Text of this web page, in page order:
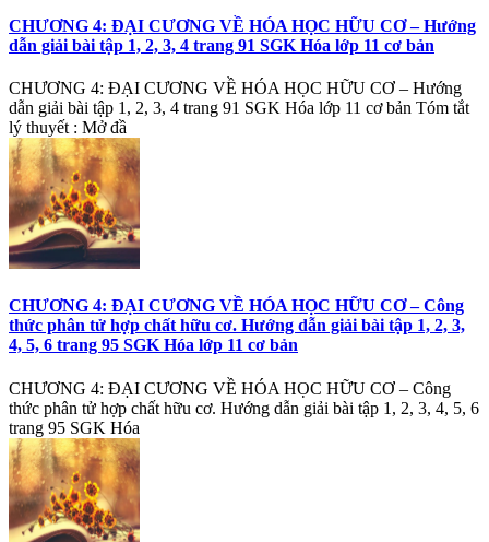
CHƯƠNG 4: ĐẠI CƯƠNG VỀ HÓA HỌC HỮU CƠ – Hướng
dẫn giải bài tập 1, 2, 3, 4 trang 91 SGK Hóa lớp 11 cơ bản
CHƯƠNG 4: ĐẠI CƯƠNG VỀ HÓA HỌC HỮU CƠ – Hướng
dẫn giải bài tập 1, 2, 3, 4 trang 91 SGK Hóa lớp 11 cơ bản Tóm tắt
lý thuyết : Mở đầ
CHƯƠNG 4: ĐẠI CƯƠNG VỀ HÓA HỌC HỮU CƠ – Công
thức phân tử hợp chất hữu cơ. Hướng dẫn giải bài tập 1, 2, 3,
4, 5, 6 trang 95 SGK Hóa lớp 11 cơ bản
CHƯƠNG 4: ĐẠI CƯƠNG VỀ HÓA HỌC HỮU CƠ – Công
thức phân tử hợp chất hữu cơ. Hướng dẫn giải bài tập 1, 2, 3, 4, 5, 6
trang 95 SGK Hóa